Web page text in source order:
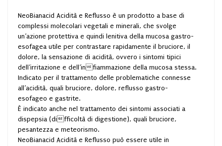
NeoBianacid Acidità e Reflusso è un prodotto a base di
complessi molecolari vegetali e minerali, che svolge
un’azione protettiva e quindi lenitiva della mucosa gastro-
esofagea utile per contrastare rapidamente il bruciore, il
dolore, la sensazione di acidità, ovvero i sintomi tipici
dell’irritazione e dell’infiammazione della mucosa stessa.
Indicato per il trattamento delle problematiche connesse
all’acidità, quali bruciore, dolore, reflusso gastro-
esofageo e gastrite.
È indicato anche nel trattamento dei sintomi associati a
dispepsia (difficoltà di digestione), quali bruciore,
pesantezza e meteorismo.
NeoBianacid Acidità e Reflusso può essere utile in